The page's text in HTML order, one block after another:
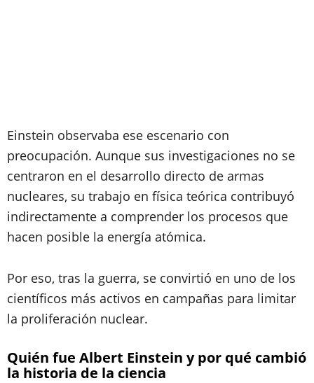
Einstein observaba ese escenario con
preocupación. Aunque sus investigaciones no se
centraron en el desarrollo directo de armas
nucleares, su trabajo en física teórica contribuyó
indirectamente a comprender los procesos que
hacen posible la energía atómica.
Por eso, tras la guerra, se convirtió en uno de los
científicos más activos en campañas para limitar
la proliferación nuclear.
Quién fue Albert Einstein y por qué cambió
la historia de la ciencia